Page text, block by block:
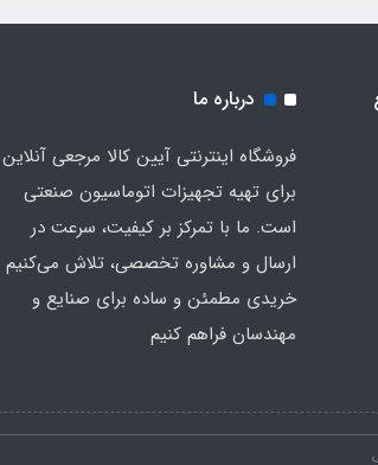
درباره ما
فروشگاه اینترنتی آیین کالا مرجعی آنلاین
برای تهیه تجهیزات اتوماسیون صنعتی
است. ما با تمرکز بر کیفیت، سرعت در
ارسال و مشاوره تخصصی، تلاش می‌کنیم
خریدی مطمئن و ساده برای صنایع و
مهندسان فراهم کنیم